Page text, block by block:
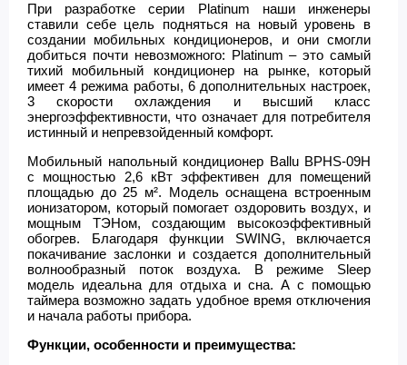
При разработке серии Platinum наши инженеры
ставили себе цель подняться на новый уровень в
создании мобильных кондиционеров, и они смогли
добиться почти невозможного: Platinum – это самый
тихий мобильный кондиционер на рынке, который
имеет 4 режима работы, 6 дополнительных настроек,
3 скорости охлаждения и высший класс
энергоэффективности, что означает для потребителя
истинный и непревзойденный комфорт.
Мобильный напольный кондиционер Ballu BPHS-09H
с мощностью 2,6 кВт эффективен для помещений
площадью до 25 м². Модель оснащена встроенным
ионизатором, который помогает оздоровить воздух, и
мощным ТЭНом, создающим высокоэффективный
обогрев. Благодаря функции SWING, включается
покачивание заслонки и создается дополнительный
волнообразный поток воздуха. В режиме Sleep
модель идеальна для отдыха и сна. А с помощью
таймера возможно задать удобное время отключения
и начала работы прибора.
Функции, особенности и преимущества: